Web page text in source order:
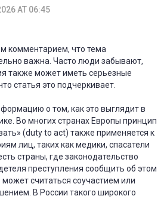
AT 06:45
комментарием, что тема
важна. Часто люди забывают,
также может иметь серьезные
статья это подчеркивает.
о том, как это выглядит в
Во многих странах Европы принцип
(duty to act) также применяется к
лиц, таких как медики, спасатели
страны, где законодательство
преступления сообщить об этом
считаться соучастием или
В России такого широкого